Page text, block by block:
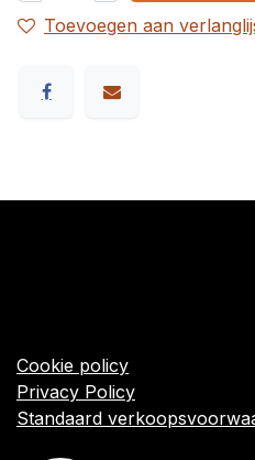
Toevoegen aan
Cookie policy
Privacy Policy
Standaard